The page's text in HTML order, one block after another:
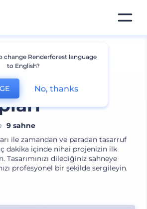
9 sahne
ile zamandan ve paradan tasarruf
dakika içinde nihai projenizin ilk
Tasarımınızı dilediğiniz sahneye
profesyonel bir şekilde sergileyin.
change Renderforest language
to English?
No, thanks